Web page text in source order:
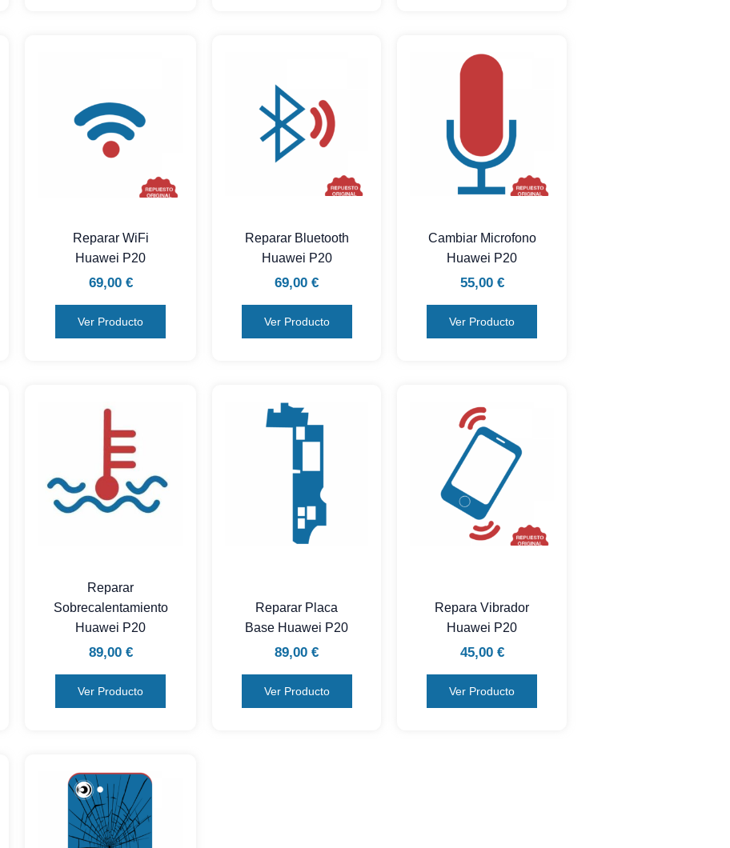
Reparar WiFi
Huawei P20
69,00 €
Ver Producto
Reparar Bluetooth
Huawei P20
69,00€
Ver Producto
Cambiar Microfono
Huawei P20
55,00 €
Ver Producto
Reparar
Sobrecalentamiento
Huawei P20
89,00 €
Ver Producto
Reparar Placa
Base Huawei P20
89,00€
Ver Producto
Repara Vibrador
Huawei P20
45,00 €
Ver Producto